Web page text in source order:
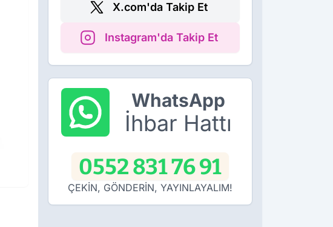
X.com'da Takip Et
Instagram'da Takip Et
WhatsApp
İhbar Hattı
0552 831 76 91
ÇEKİN, GÖNDERİN, YAYINLAYALIM!